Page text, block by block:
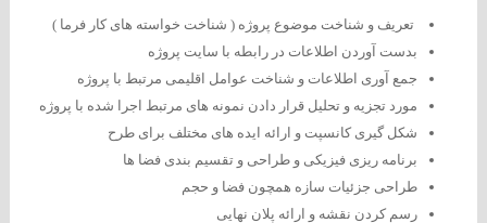
تعریف و شناخت موضوع پروژه ( شناخت خواسته های کار فرما )
بدست آوردن اطلاعات در رابطه با سایت پروژه
جمع آوری اطلاعات و شناخت عوامل اقلیمی مرتبط با پروژه
مورد تجزیه و تحلیل قرار دادن نمونه های مرتبط اجرا شده با پروژه
شکل گیری کانسپت و ارائه ایده های مختلف برای طرح
برنامه ریزی فیزیکی و طراحی و تقسیم بندی فضا ها
طراحی جزئیات سازه همچون فضا و حجم
رسم کردن نقشه و ارائه پلان نهایی